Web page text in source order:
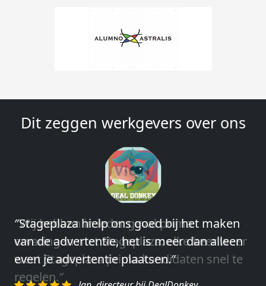
Dit zeggen werkgevers over ons
″Wij hebben in ieder geval prima
ervaringen met Stageplaza: elke keer weer
weet Stageplaza prima kandidaten snel te
regelen.″